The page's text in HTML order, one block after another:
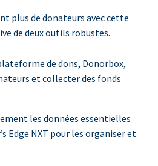
plus de donateurs avec cette
de deux outils robustes.
de dons, Donorbox,
et collecter des fonds
les données essentielles
Edge NXT pour les organiser et